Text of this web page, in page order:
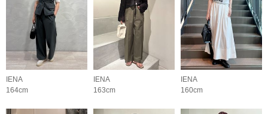
IENA
164cm
IENA
163cm
IENA
160cm